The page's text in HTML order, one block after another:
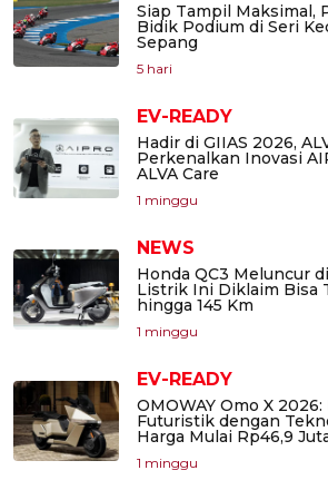
Siap Tampil Maksimal,
Bidik Podium di Seri
Sepang
5 hari
EV-READY
Hadir di GIIAS 2026,
Perkenalkan Inovasi
ALVA Care
1 minggu
NEWS
Honda QC3 Meluncur
Listrik Ini Diklaim Bisa
hingga 145 Km
1 minggu
EV-READY
OMOWAY Omo X
Futuristik dengan
Harga Mulai Rp46,9
1 minggu